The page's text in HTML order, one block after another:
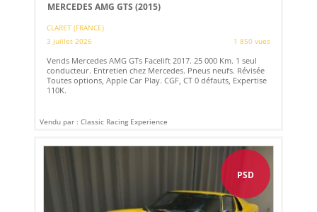
MERCEDES AMG GTS (2015)
CLARET (FRANCE)
3 juillet 2026
1 850 vues
Vends Mercedes AMG GTs Facelift 2017. 25 000 Km. 1 seul
conducteur. Entretien chez Mercedes. Pneus neufs. Révisée
Toutes options, Apple Car Play. CGF, CT 0 défauts, Expertise
110K.
Vendu par : Classic Racing Experience
PSD